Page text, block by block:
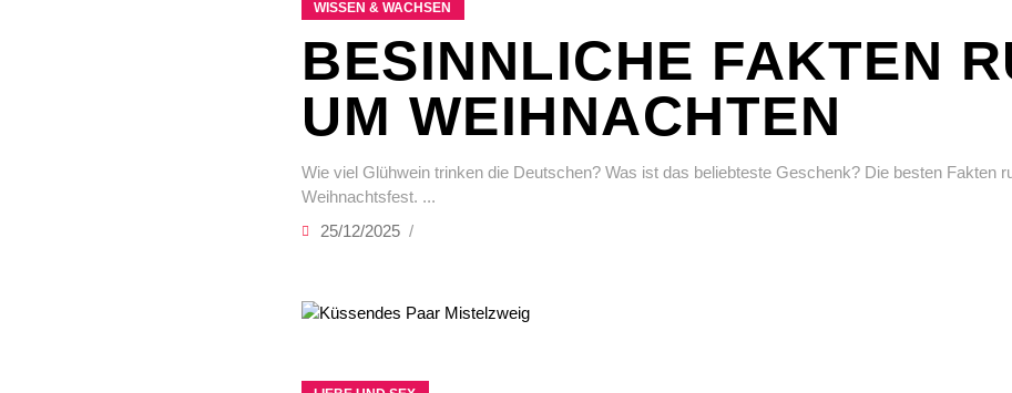
WISSEN & WACHSEN
BESINNLICHE FAKTEN
UM WEIHNACHTEN
Wie viel Glühwein trinken die Deutschen? Was ist das beliebteste Geschenk? Die besten Fakten
Weihnachtsfest.
25/12/2025